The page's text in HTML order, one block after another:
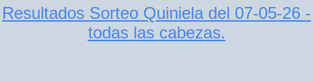
Resultados Sorteo Quiniela del 07-05-26 -
todas las cabezas.